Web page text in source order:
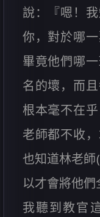
說：『嗯！
你，對於哪
畢竟他們哪
名的壞，而
根本毫不在
老師都不收
也知道林老
以才會將他們
我聽到教官